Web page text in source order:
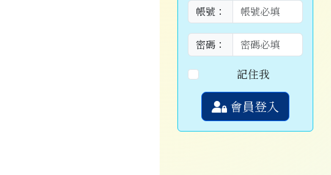
帳號：
密碼：
記住我
會員登入